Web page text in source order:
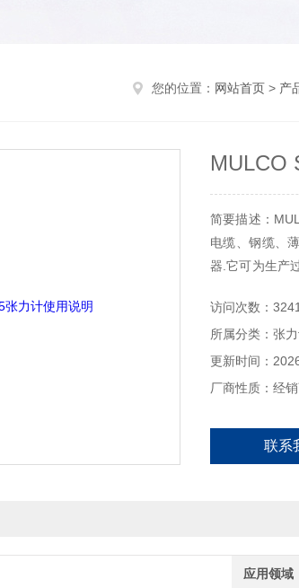
您的位置： 网站首页 > 产
MULCO
简要描述：
电缆、钢缆、
器.它可为生产
GRACE R-3W-
访问次数：
所属分类：张
更新时间：
厂商性质：经
联系
应用领域